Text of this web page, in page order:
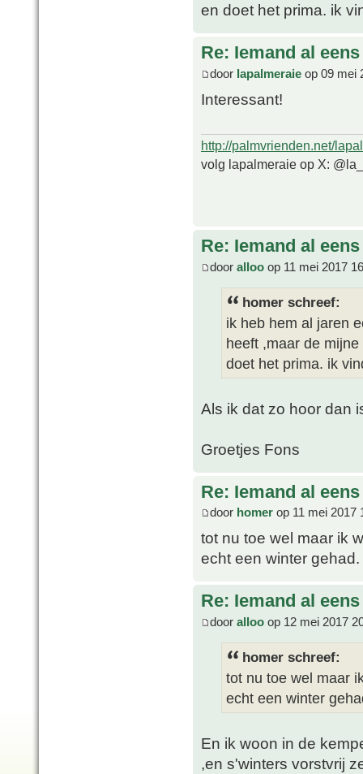
en doet het prima. ik
Re: Iemand al
door lapalmeraie op 09 mei
Interessant!
http://palmvrienden.net/
volg lapalmeraie op X:
Re: Iemand al
door alloo op 11 mei 2017
homer schreef:
ik heb hem al jaren
heeft ,maar de
doet het prima. ik
Als ik dat zo hoor dan
Groetjes Fons
Re: Iemand al
door homer op 11 mei 2017
tot nu toe wel maar ik
echt een winter gehad.
Re: Iemand al
door alloo op 12 mei 2017
homer schreef:
tot nu toe wel maar
echt een winter
En ik woon in de
,en s'winters vorstvrij